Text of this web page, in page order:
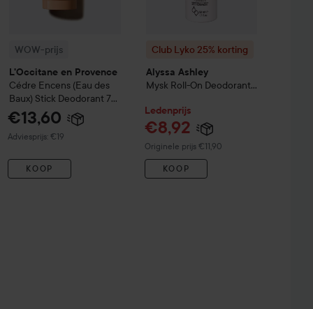
WOW-prijs
L'Occitane en Provence
Cédre Encens (Eau des
Baux) Stick Deodorant 70
g
€13,60
Adviesprijs: €19
Aanbevolen prijs €19
KOOP
Club Lyko 25% korting
Alyssa Ashley
Mysk Roll-On Deodorant
Ledenprijs
€8,92
Originele prijs €11,90
Normale prijs €11,90
KOOP